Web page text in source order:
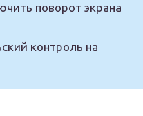
поворот экрана
контроль на